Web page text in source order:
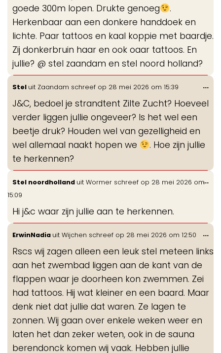
goede 300m lopen. Drukte genoeg
.
Herkenbaar aan een donkere handdoek en
lichte. Paar tattoos en kaal koppie met baardje.
Zij donkerbruin haar en ook oaar tattoos. En
jullie? @ stel zaandam en stel noord holland?
Stel uit Zaandam schreef op 28 mei 2026 om 15:39
J&C, bedoel je strandtent Zilte Zucht? Hoeveel
verder liggen jullie ongeveer? Is het wel een
beetje druk? Houden wel van gezelligheid en
wel allemaal naakt hopen we
. Hoe zijn jullie
te herkennen?
...
Stel noordholland uit Wormer schreef op 28 mei 2026 om
15:09
Hi j&c waar zijn jullie aan te herkennen.
...
ErwinNadia uit Wijchen schreef op 28 mei 2026 om 12:50
Rscs wij zagen alleen een leuk stel meteen links
aan het zwembad liggen aan de kant van de
flappen waar je doorheen kon zwemmen. Zei
had tattoos. Hij wat kleiner en een baard. Maar
denk niet dat jullie dat waren. Ze lagen te
zonnen. Wij gaan over enkele weken weer en
laten het dan zeker weten, ook in de sauna
berendonck komen wij vaak. Hebben jullie
...